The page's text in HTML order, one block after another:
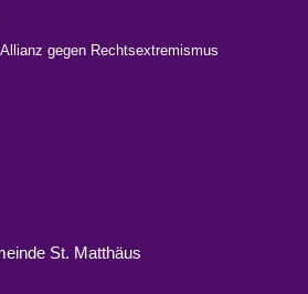
gegen Rechtsextremismus
St. Matthäus